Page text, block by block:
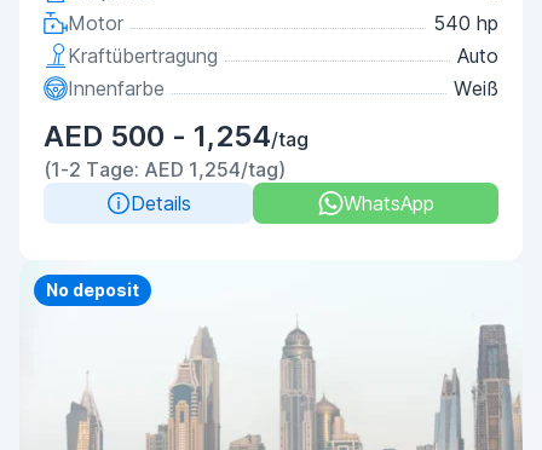
Motor
540 hp
Kraftübertragung
Auto
Innenfarbe
Weiß
AED 500 - 1,254/tag
(1-2 Tage: AED 1,254/tag)
Details
WhatsApp
Priority
No deposit